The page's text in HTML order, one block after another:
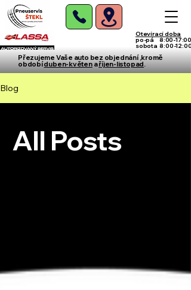
Otevírací doba
po-pá 8:00-17:00
sobota 8:00-12:00
Přezujeme Vaše auto bez objednání ,kromě
obdobíduben-květenaříjen-listopad.
Blog
All Posts